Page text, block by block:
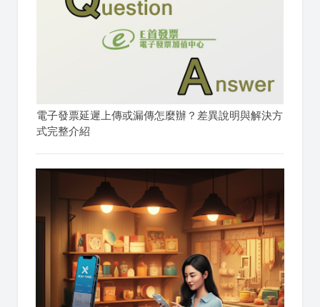
電子發票延遲上傳或漏傳怎麼辦？差異說明與解決方
式完整介紹